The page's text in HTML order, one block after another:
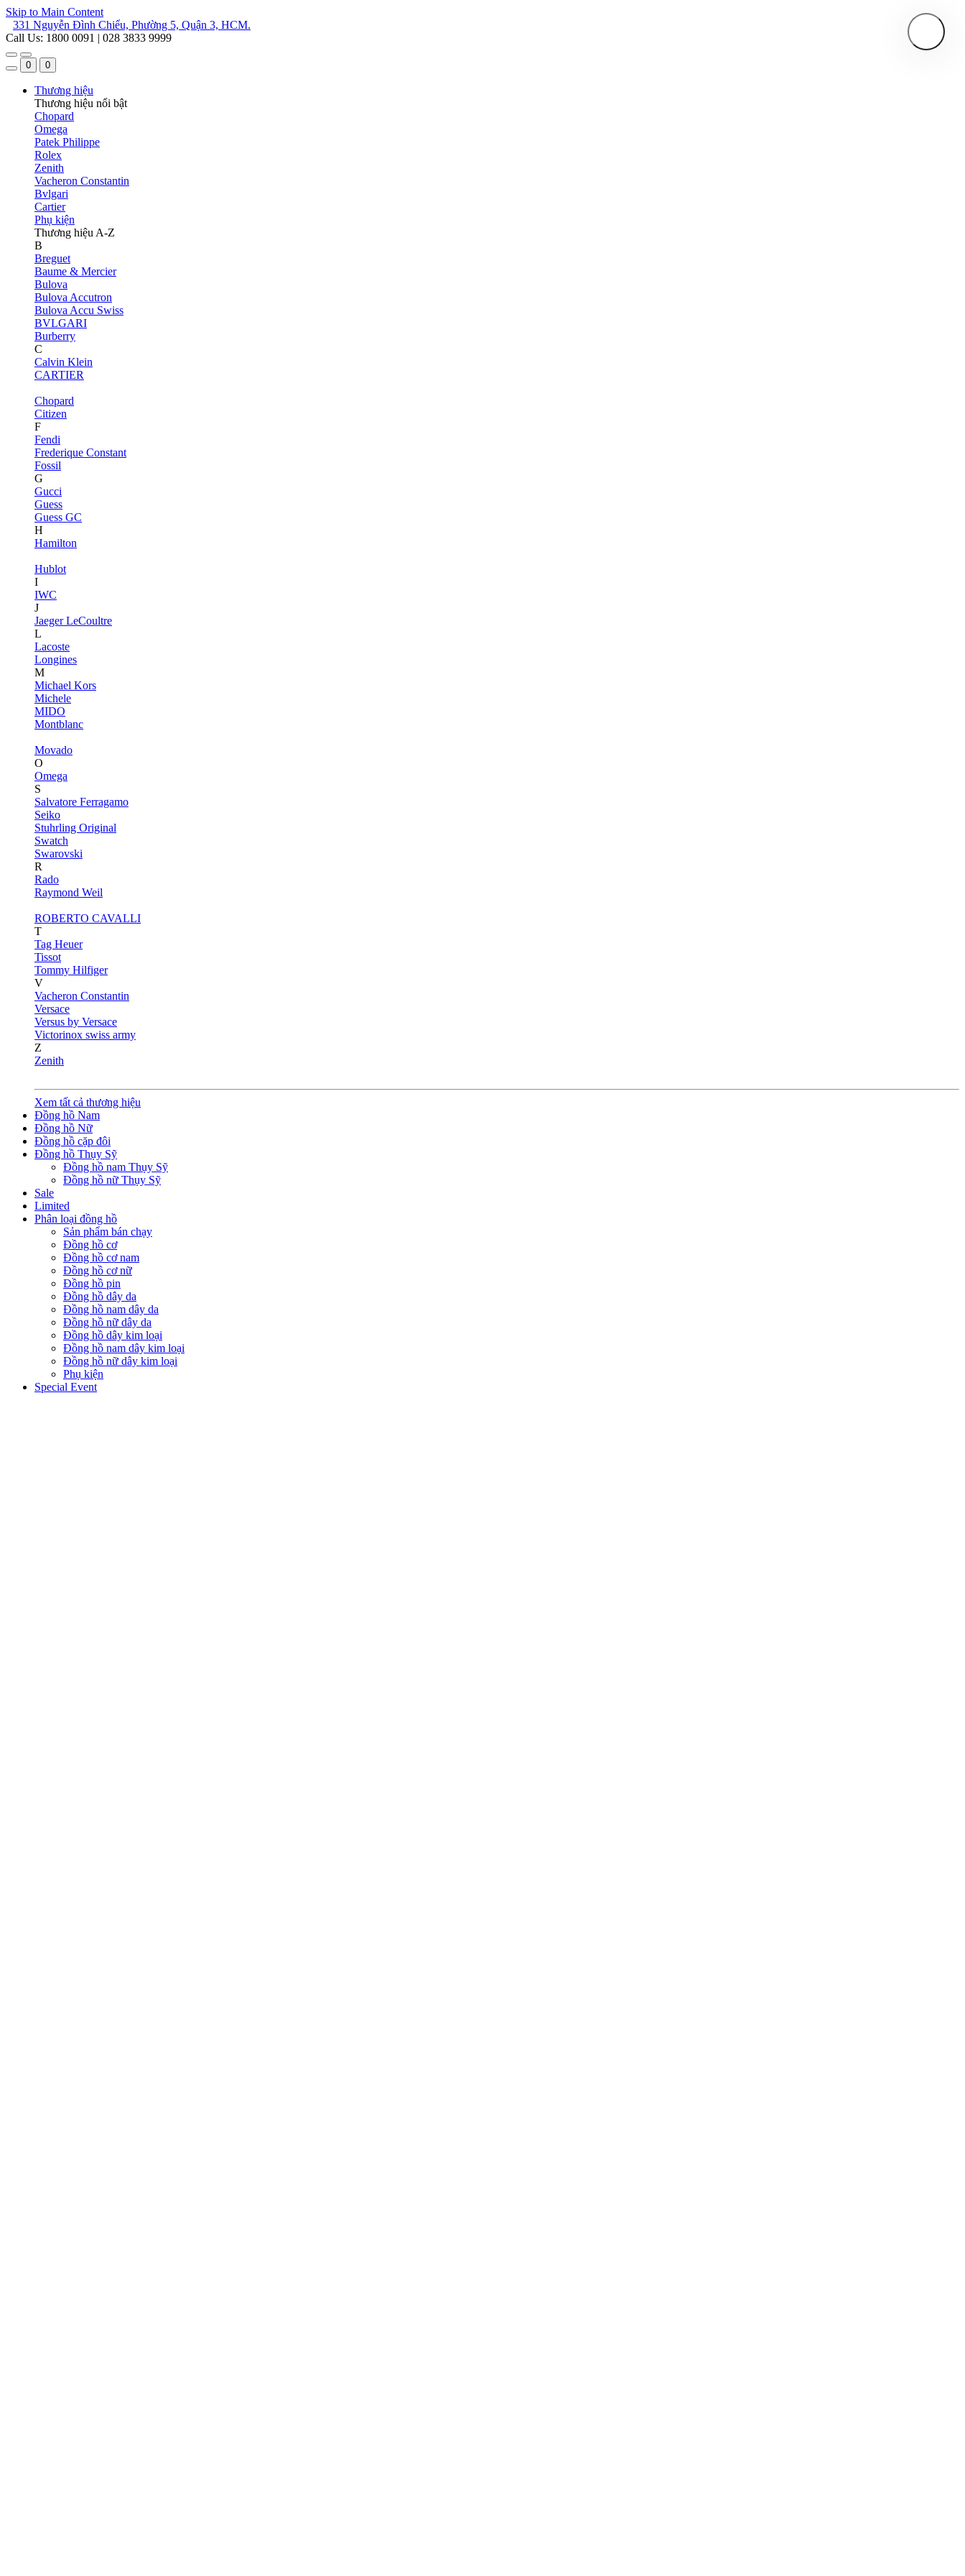
Skip to Main Content
331 Nguyễn Đình Chiểu, Phường 5, Quận 3, HCM.
Call Us: 1800 0091 | 028 3833 9999
0 0
Thương hiệu
Thương hiệu nổi bật
Chopard
Omega
Patek Philippe
Rolex
Zenith
Vacheron Constantin
Bvlgari
Cartier
Phụ kiện
Thương hiệu A-Z
B
Breguet
Baume & Mercier
Bulova
Bulova Accutron
Bulova Accu Swiss
BVLGARI
Burberry
C
Calvin Klein
CARTIER
Chopard
Citizen
F
Fendi
Frederique Constant
Fossil
G
Gucci
Guess
Guess GC
H
Hamilton
Hublot
I
IWC
J
Jaeger LeCoultre
L
Lacoste
Longines
M
Michael Kors
Michele
MIDO
Montblanc
Movado
O
Omega
S
Salvatore Ferragamo
Seiko
Stuhrling Original
Swatch
Swarovski
R
Rado
Raymond Weil
ROBERTO CAVALLI
T
Tag Heuer
Tissot
Tommy Hilfiger
V
Vacheron Constantin
Versace
Versus by Versace
Victorinox swiss army
Z
Zenith
Xem tất cả thương hiệu
Đồng hồ Nam
Đồng hồ Nữ
Đồng hồ cặp đôi
Đồng hồ Thụy Sỹ
Đồng hồ nam Thụy Sỹ
Đồng hồ nữ Thụy Sỹ
Sale
Limited
Phân loại đồng hồ
Sản phẩm bán chạy
Đồng hồ cơ
Đồng hồ cơ nam
Đồng hồ cơ nữ
Đồng hồ pin
Đồng hồ dây da
Đồng hồ nam dây da
Đồng hồ nữ dây da
Đồng hồ dây kim loại
Đồng hồ nam dây kim loại
Đồng hồ nữ dây kim loại
Phụ kiện
Special Event